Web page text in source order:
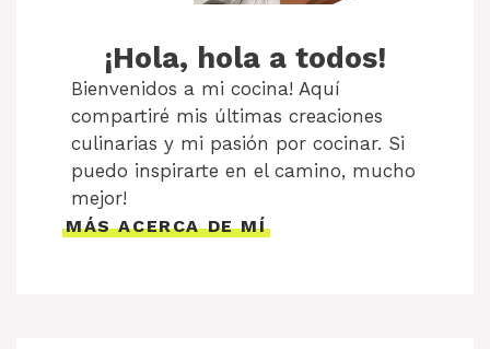
¡Hola, hola a todos!
Bienvenidos a mi cocina! Aquí
compartiré mis últimas creaciones
culinarias y mi pasión por cocinar. Si
puedo inspirarte en el camino, mucho
mejor!
MÁS ACERCA DE MÍ